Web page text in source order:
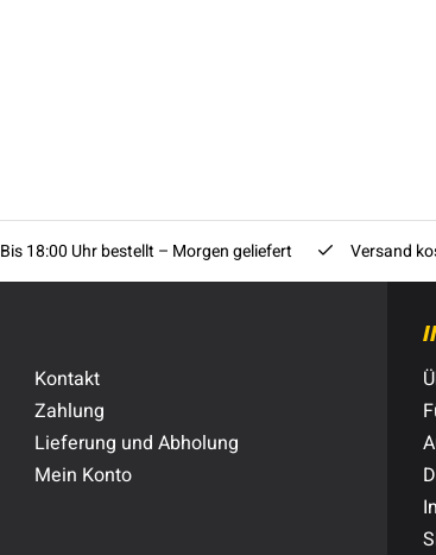
Bis 18:00 Uhr bestellt – Morgen geliefert Versand
Kontakt
Zahlung
Lieferung und Abholung
Mein Konto